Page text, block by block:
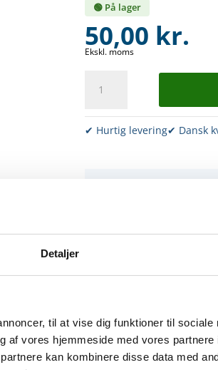
Detaljer
til at vise dig funktioner til sociale
af vores hjemmeside med vores partnere
kan kombinere disse data med
🟢 På lager
50,00 kr.
Ekskl. moms
skruekobling
antal
✔ Hurtig levering✔ Dansk
Ring til Henriette for
📞 97 44 14 66